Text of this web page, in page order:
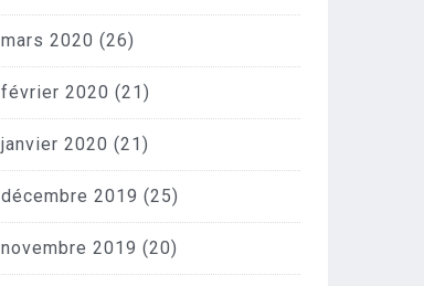
mars 2020 (26)
février 2020 (21)
janvier 2020 (21)
décembre 2019 (25)
novembre 2019 (20)